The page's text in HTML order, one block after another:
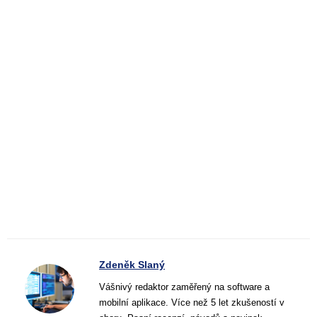
Zdeněk Slaný
Vášnivý redaktor zaměřený na software a
mobilní aplikace. Více než 5 let zkušeností v